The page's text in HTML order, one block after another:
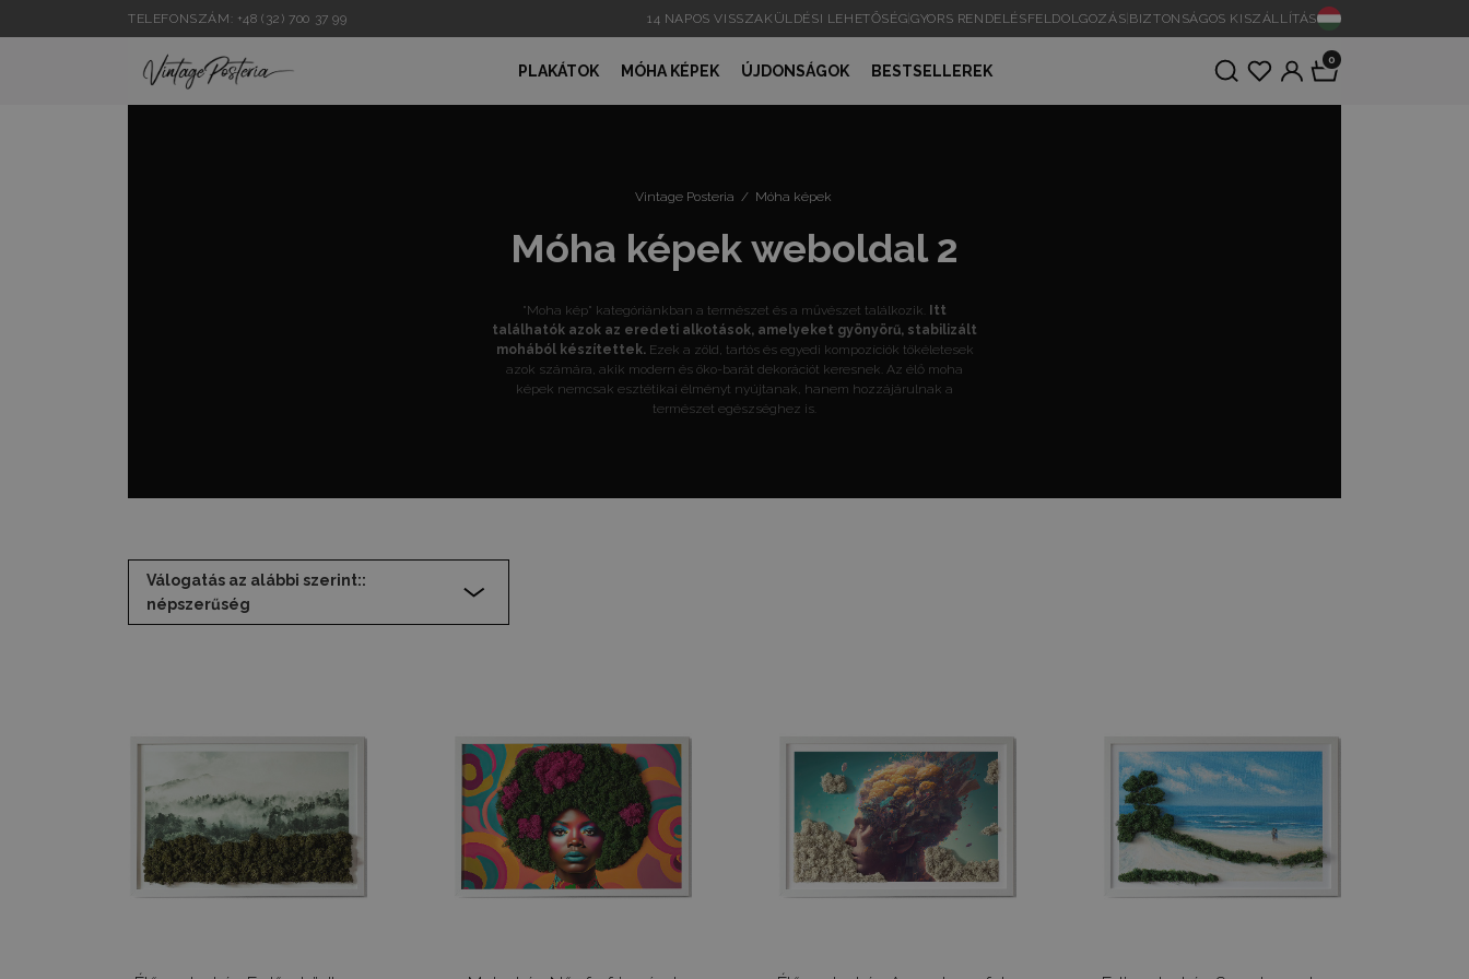
TELEFONSZÁM: +48 (32) 700 37 99 14 NAPOS VISSZAKÜLDÉSI LEHETŐSÉG |GYORS RENDELÉSFELDOLGOZÁS BIZTONSÁGOS KISZÁLLÍTÁS
PLAKÁTOK MÓHA KÉPEK ÚJDONSÁGOK BESTSELLEREK
0
Vintage Posteria / Móha képek
Móha képek weboldal 2
"Moha kép" kategóriánkban a természet és a művészet találkozik.
Itt
találhatók azok az eredeti alkotások, amelyeket gyönyörű, stabilizált
mohából készítettek.Ezek a zöld, tartós és egyedi kompozíciók tökéletesek
azok számára, akik modern és öko-barát dekorációt keresnek. Az élő moha
képek nemcsak esztétikai élményt nyújtanak, hanem hozzájárulnak a
természet egészséghez is.
Válogatás az alábbi szerint::
népszerűség